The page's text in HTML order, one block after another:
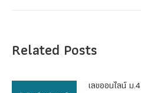
Related Posts
เลขออนไลน์